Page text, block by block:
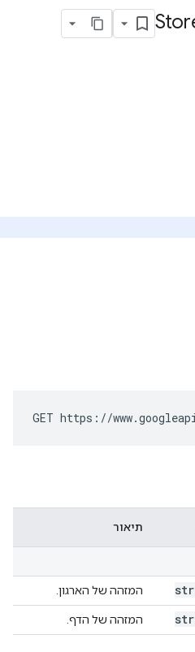
GET https://
תיאור
המזהה של הארגון.
המזהה של הדף.